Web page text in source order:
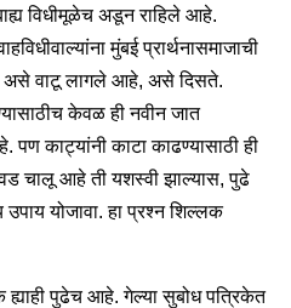
विधीमूळेच अडून राहिले आहे.
मुंबई प्रार्थनासमाजाची
असे वाटू लागले आहे, असे दिसते.
केवळ ही नवीन जात
पण काट्यांनी काटा काढण्यासाठी ही
चालू आहे ती यशस्वी झाल्यास, पुढे
योजावा. हा प्रश्न शिल्लक
पुढेच आहे. गेल्या सुबोध पत्रिकेत